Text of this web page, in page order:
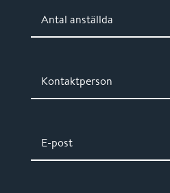
Antal anställda
Kontaktperson
E-post